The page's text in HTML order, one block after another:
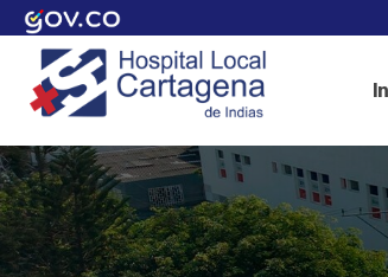
Skip
content